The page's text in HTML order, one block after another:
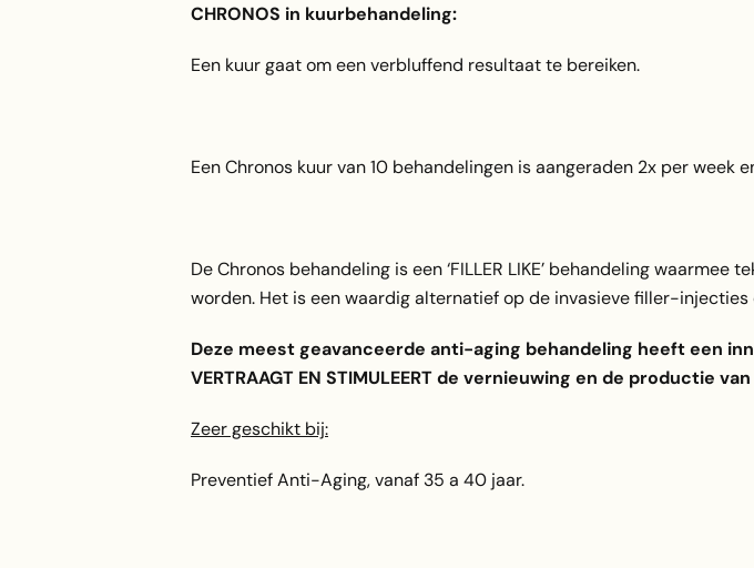
CHRONOS in kuurbehandeling:
Een kuur gaat om een verbluffend resultaat te bereiken.
Een Chronos kuur van 10 behandelingen is aangeraden 2x per
De Chronos behandeling is een ‘FILLER LIKE’ behandeling
worden. Het is een waardig alternatief op de invasieve filler-injecties en
Deze meest geavanceerde anti-aging behandeling heeft een
VERTRAAGT EN STIMULEERT de vernieuwing en de productie van
Zeer geschikt bij:
Preventief Anti-Aging, vanaf 35 a 40 jaar.